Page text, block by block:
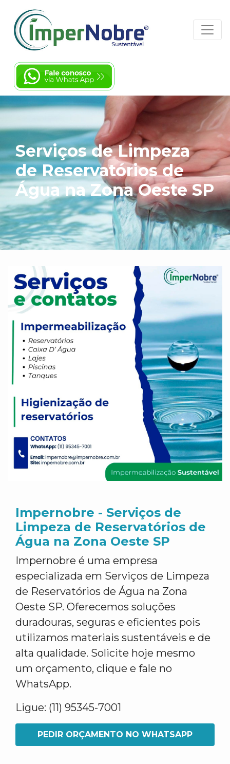
Serviços de Limpeza
de Reservatórios de
Água na Zona Oeste SP
Impernobre - Serviços de
Limpeza de Reservatórios de
Água na Zona Oeste SP
Impernobre é uma empresa
especializada em Serviços de Limpeza
de Reservatórios de Água na Zona
Oeste SP. Oferecemos soluções
duradouras, seguras e eficientes pois
utilizamos materiais sustentáveis e de
alta qualidade. Solicite hoje mesmo
um orçamento, clique e fale no
WhatsApp.
Ligue: (11) 95345-7001
PEDIR ORÇAMENTO NO WHATSAPP